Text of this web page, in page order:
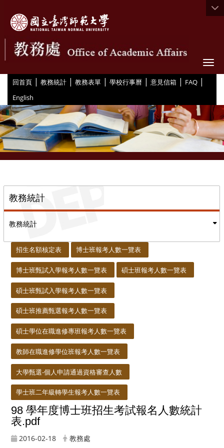
回首頁 | 教務統計 | 教務表單 | 學校行事曆 | 意見信箱 | FAQ |
English
教務統計
教務統計
招生名額核定表 博士班報考人數一覽表
博士班甄試入學報考人數一覽表 碩士班報考人數一覽表
碩士班甄試入學報考人數一覽表
碩士班推薦甄選報考人數一覽表
碩士學位在職進修專班報考人數一覽表
教師在職進修學位班報考人數一覽表
大學甄選-個人申請通過資格審查人數
學士班二年級轉學生報考人數一覽表
98 學年度博士班招生考試報名人數統計
表.pdf
2016-02-18 教務處